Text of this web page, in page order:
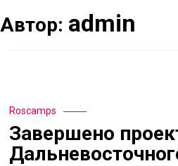
Автор: admin
Roscamps
Завершено